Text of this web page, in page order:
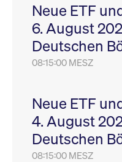
Neue ETF
6. August
Deutschen
08:15:00 MESZ
Neue ETF
4. August
Deutschen
08:15:00 MESZ